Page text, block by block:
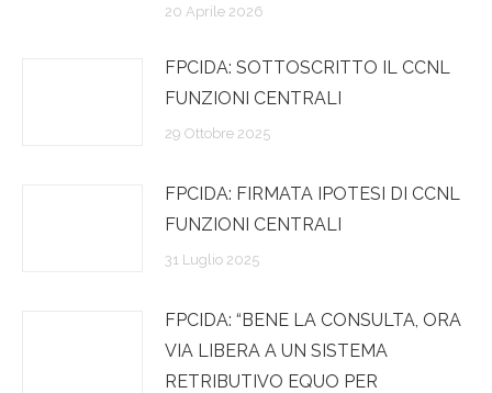
20 Aprile 2026
FPCIDA: SOTTOSCRITTO IL CCNL
FUNZIONI CENTRALI
29 Ottobre 2025
FPCIDA: FIRMATA IPOTESI DI CCNL
FUNZIONI CENTRALI
31 Luglio 2025
FPCIDA: “BENE LA CONSULTA, ORA
VIA LIBERA A UN SISTEMA
RETRIBUTIVO EQUO PER